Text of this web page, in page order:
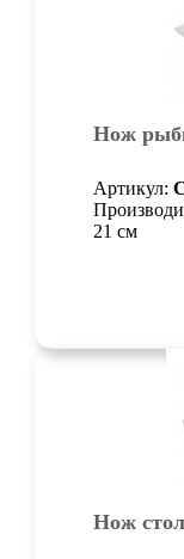
Нож
Артикул:
21 см
Нож